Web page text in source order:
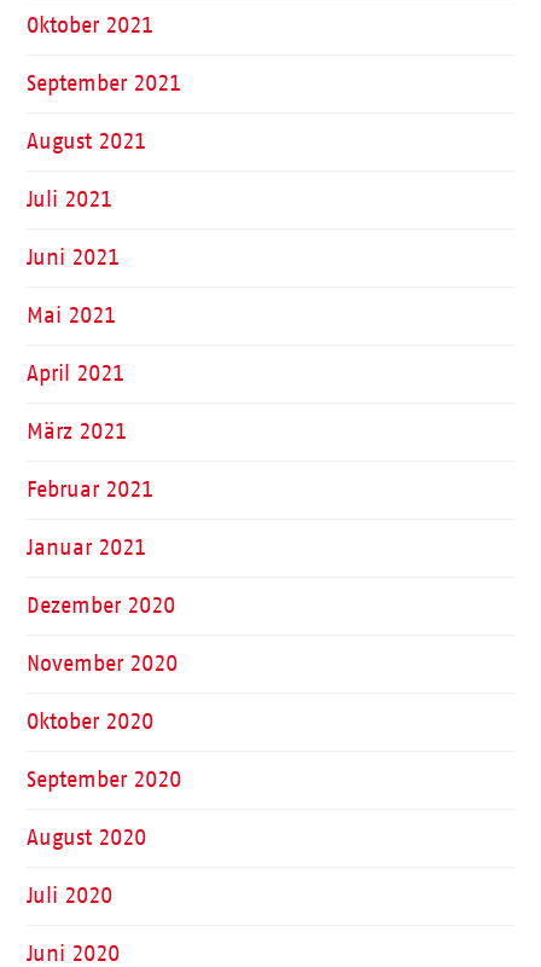
Oktober 2021
September 2021
August 2021
Juli 2021
Juni 2021
Mai 2021
April 2021
März 2021
Februar 2021
Januar 2021
Dezember 2020
November 2020
Oktober 2020
September 2020
August 2020
Juli 2020
Juni 2020